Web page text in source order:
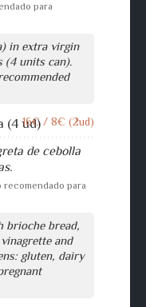
para
in extra virgin
(4 units can).
(4 ud)16€ / 8€ (2ud)
de cebolla
recomendado para
brioche bread,
and
gluten, dairy